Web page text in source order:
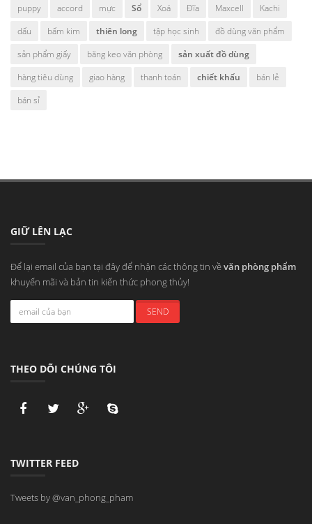
puppy
accord mực Sổ Xoá Đĩa Maxcell
Kachi
dấu
bấm kim thiên long tập học sinh
đồ dùng văn phẩm
sản phẩm giấy
băng keo văn phòng
sản xuất đồ dùng
hàng tiêu dùng
giao hàng thanh toán chiết khấu
bán lẻ
bán sỉ
GIỮ LÊN LẠC
Để lại email của bạn tại đây để nhận các thông tin vềvăn phòng phẩm
khuyến mãi và bản tin kiến thức phong thủy!
THEO DÕI CHÚNG TÔI
TWITTER FEED
Tweets by @van_phong_pham